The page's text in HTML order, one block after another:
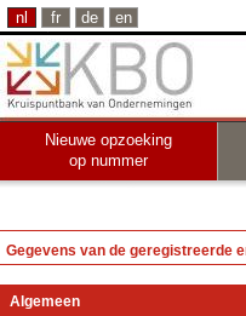
nl fr de en
Nieuwe opzoeking
op nummer
Gegevens van de geregistreerde
Algemeen